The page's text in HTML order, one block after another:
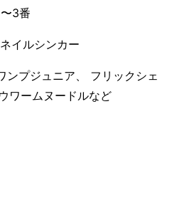
3番
イルシンカー
プジュニア、 フリックシェ
ワームヌードルなど